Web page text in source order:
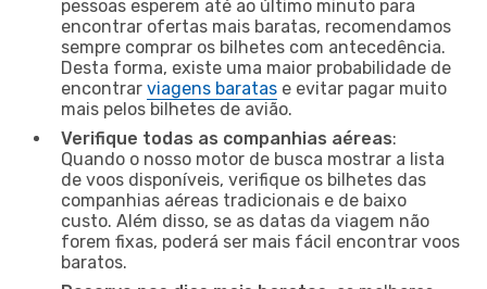
pessoas esperem até ao último minuto para
encontrar ofertas mais baratas, recomendamos
sempre comprar os bilhetes com antecedência.
Desta forma, existe uma maior probabilidade de
encontrar viagens baratas e evitar pagar muito
mais pelos bilhetes de avião.
Verifique todas as companhias aéreas:
Quando o nosso motor de busca mostrar a lista
de voos disponíveis, verifique os bilhetes das
companhias aéreas tradicionais e de baixo
custo. Além disso, se as datas da viagem não
forem fixas, poderá ser mais fácil encontrar voos
baratos.